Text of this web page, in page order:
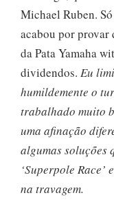
Michael Ruben.
acabou por provar
da Pata Yamaha
dividendos. Eu
humildemente o
trabalhado muito
uma afinação
algumas soluções
‘Superpole
na travagem.